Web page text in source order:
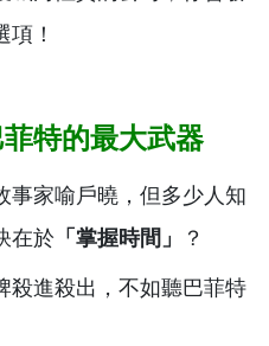
！
菲特的最大武器
事家喻戶曉，但多少人知
在於 「掌握時間」
？
殺進殺出，不如聽巴菲特